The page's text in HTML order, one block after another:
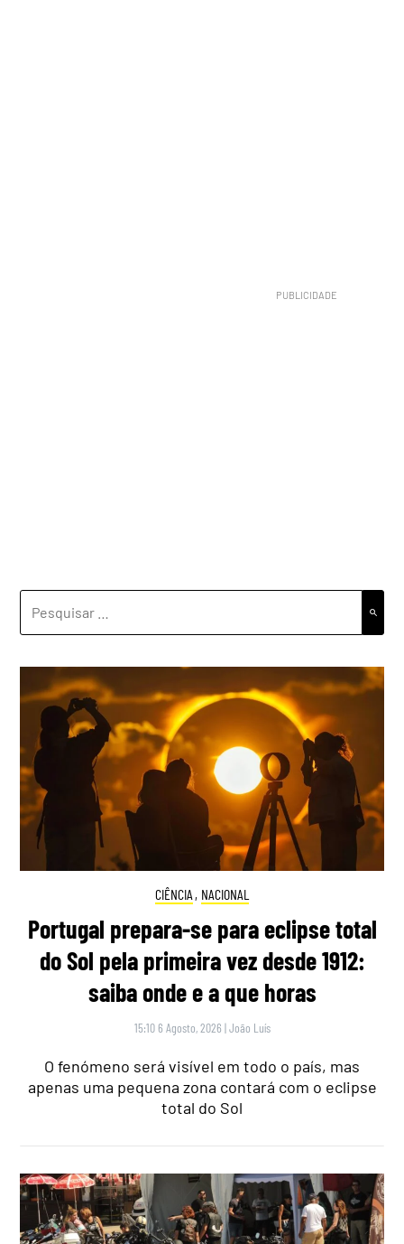
CIÊNCIA , NACIONAL
Portugal prepara-se para eclipse total
do Sol pela primeira vez desde 1912:
saiba onde e a que horas
15:10 6 Agosto, 2026 |João Luís
O fenómeno será visível em todo o país, mas
apenas uma pequena zona contará com o eclipse
total do Sol